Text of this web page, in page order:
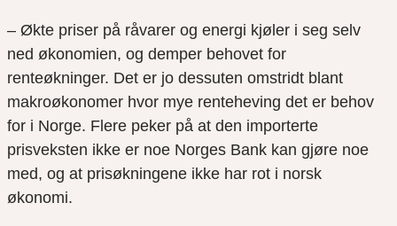
– Økte priser på råvarer og energi kjøler i seg selv
ned økonomien, og demper behovet for
renteøkninger. Det er jo dessuten omstridt blant
makroøkonomer hvor mye renteheving det er behov
for i Norge. Flere peker på at den importerte
prisveksten ikke er noe Norges Bank kan gjøre noe
med, og at prisøkningene ikke har rot i norsk
økonomi.